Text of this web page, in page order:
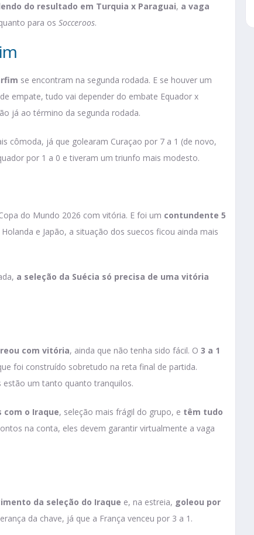
do resultado em Turquia x Paraguai, a vaga
para os Socceroos.
se encontram na segunda rodada. E se houver um
empate, tudo vai depender do embate Equador x
já ao término da segunda rodada.
cômoda, já que golearam Curaçao por 7 a 1 (de novo,
por 1 a 0 e tiveram um triunfo mais modesto.
do Mundo 2026 com vitória. E foi um contundente 5
e Japão, a situação dos suecos ficou ainda mais
a seleção da Suécia só precisa de uma vitória
com vitória, ainda que não tenha sido fácil. O 3 a 1
foi construído sobretudo na reta final de partida.
um tanto quanto tranquilos.
com o Iraque, seleção mais frágil do grupo, e têm tudo
na conta, eles devem garantir virtualmente a vaga
da seleção do Iraque e, na estreia, goleou por
da chave, já que a França venceu por 3 a 1.